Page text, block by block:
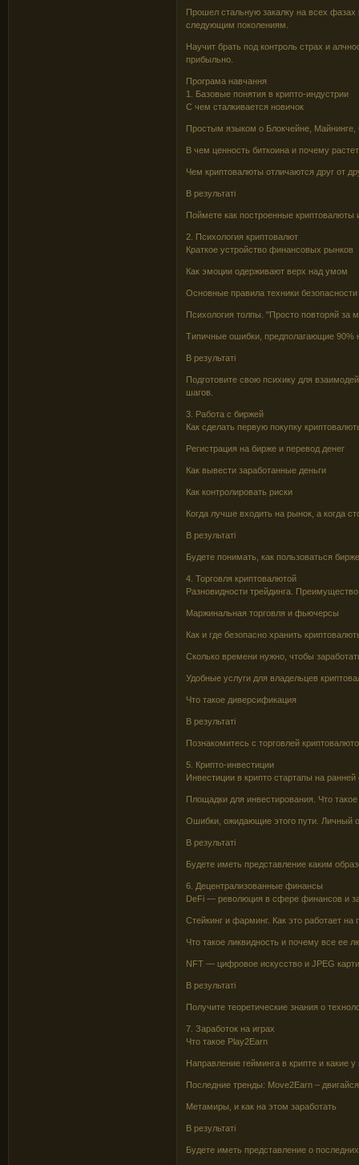
Прошел стальную закалку на всех
следующим поколениям.
Научит брать под контроль страх и
прибыльно.
Програма навчання
1. Базовые понятия в крипто-индустрии
С чем сталкивается новичок
Простым языком о Блокчейне, Майнинге,
В чем ценность биткоина и почему
Чем криптовалюты отличаются друг от
В результаті
Поймете как построенные криптовалюты
2. Психология криптовалют
Краткое устройство финансовых рынков
Как эмоции одерживают верх над умом
Основные правила техники
Психология толпы. "Просто повторяй за
Типичные ошибки, предполагающие 90%
В результаті
Подготовите свою психику для
шагов.
3. Работа с биржей
Как сделать первую покупку
Регистрация на бирже и перевод денег
Как вывести заработанные деньги
Как контролировать риски
Когда лучше входить на рынок, а когда
В результаті
Будете понимать, как пользоваться
4. Торговля криптовалютой
Разновидности трейдинга.
Маржинальная торговля и фьючерсы
Как и где безопасно хранить
Сколько времени нужно, чтобы
Удобные услуги для владельцев
Что такое диверсификация
В результаті
Познакомитесь с торговлей
5. Крипто-инвестиции
Инвестиции в крипто стартапы на ранней
Площадки для инвестирования. Что
Ошибки, ожидающие этого пути. Личный
В результаті
Будете иметь представление каким
6. Децентрализованные финансы
DeFi — революция в сфере финансов и
Стейкинг и фарминг. Как это работает на
Что такое ликвидность и почему все ее
NFT — цифровое искусство и JPEG
В результаті
Получите теоретические знания о
7. Заработок на играх
Что такое Play2Earn
Направление гейминга в крипте и какие у
Последние тренды: Move2Earn –
Метамиры, и как на этом заработать
В результаті
Будете иметь представление о